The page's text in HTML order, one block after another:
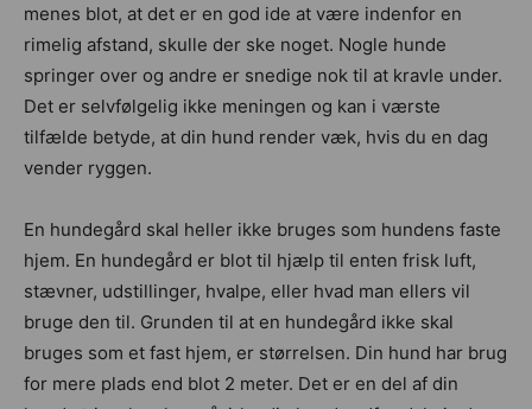
menes blot, at det er en god ide at være indenfor en
rimelig afstand, skulle der ske noget. Nogle hunde
springer over og andre er snedige nok til at kravle under.
Det er selvfølgelig ikke meningen og kan i værste
tilfælde betyde, at din hund render væk, hvis du en dag
vender ryggen.
En hundegård skal heller ikke bruges som hundens faste
hjem. En hundegård er blot til hjælp til enten frisk luft,
stævner, udstillinger, hvalpe, eller hvad man ellers vil
bruge den til. Grunden til at en hundegård ikke skal
bruges som et fast hjem, er størrelsen. Din hund har brug
for mere plads end blot 2 meter. Det er en del af din